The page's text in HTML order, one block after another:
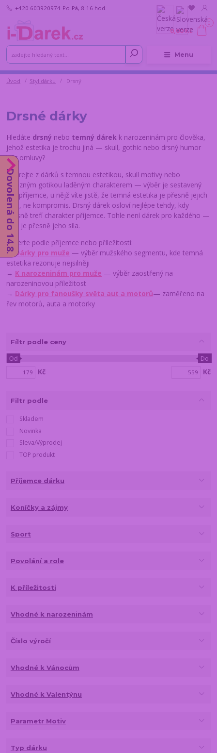
Menu
+420 603920974 Po-Pá, 8-16 hod.
0
0,00 Kč
Úvod Styl dárku Drsný
Drsné dárky
Hledáte drsný nebo temný dárek k narozeninám pro člověka,
jehož estetika je trochu jiná — skull, gothic nebo drsný humor
bez omluvy?
Vybírejte z dárků s temnou estetikou, skull motivy nebo
výrazným gotikou laděným charakterem — výběr je sestavený
pro příjemce, u nějž víte jistě, že temná estetika je přesně jejich
svět, ne kompromis. Drsný dárek osloví nejlépe tehdy, kdy
přesně trefí charakter příjemce. Tohle není dárek pro každého —
a to je přesně jeho síla.
Vyberte podle příjemce nebo příležitosti:
→ Dárky pro muže — výběr mužského segmentu, kde temná
estetika rezonuje nejsilněji
→ K narozeninám pro muže — výběr zaostřený na
narozeninovou příležitost
→ Dárky pro fanoušky světa aut a motorů— zaměřeno na
řev motorů, auta a motorky
Fíltr podle ceny
Kč
Od Do
Kč
Filtr podle
Skladem
Novinka
Sleva/Výprodej
TOP produkt
Příjemce dárku
Koníčky a zájmy
Sport
Povolání a role
K příležitosti
Vhodné k narozeninám
Číslo výročí
Vhodné k Vánocům
Vhodné k Valentýnu
Parametr Motiv
Typ dárku
Dovolená do 14.8.